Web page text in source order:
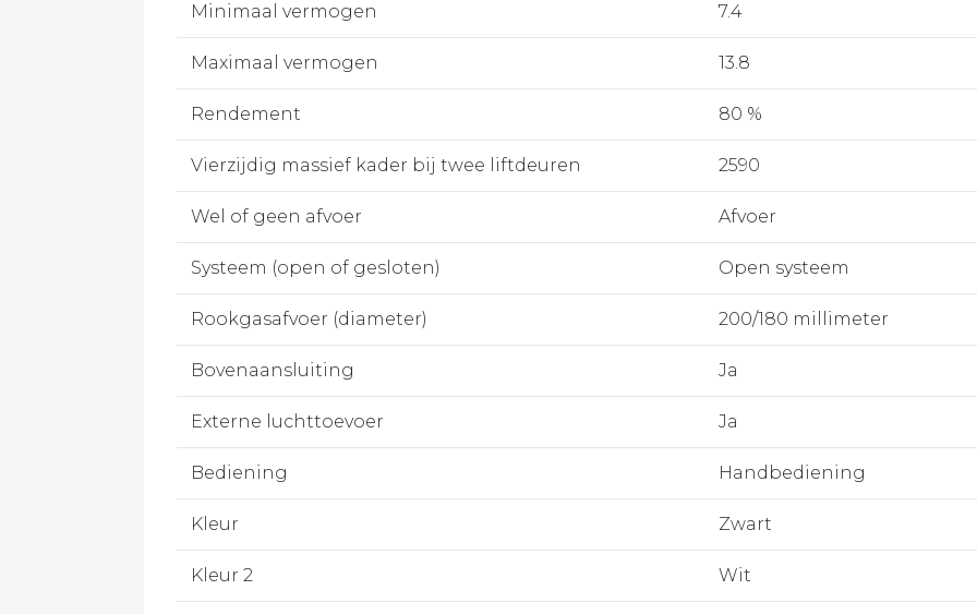
Minimaal vermogen 7.4
Maximaal vermogen 13.8
Rendement 80 %
Vierzijdig massief kader bij twee liftdeuren 2590
Wel of geen afvoer Afvoer
Systeem (open of gesloten) Open systeem
Rookgasafvoer (diameter) 200/180 millimeter
Bovenaansluiting Ja
Externe luchttoevoer Ja
Bediening Handbediening
Kleur Zwart
Kleur 2 Wit